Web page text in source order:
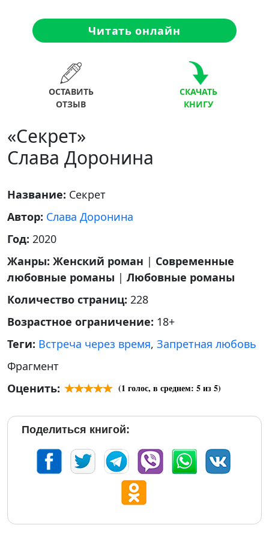
Читать онлайн
ОСТАВИТЬ
ОТЗЫВ
СКАЧАТЬ
КНИГУ
«Секрет»
Слава Доронина
Название: Секрет
Автор: Слава Доронина
Год: 2020
Жанры: Женский роман | Современные
любовные романы | Любовные романы
Количество страниц: 228
Возрастное ограничение: 18+
Теги: Встреча через время, Запретная любовь
Фрагмент
Оценить:
(1 голос, в среднем: 5из 5)
Поделиться книгой: